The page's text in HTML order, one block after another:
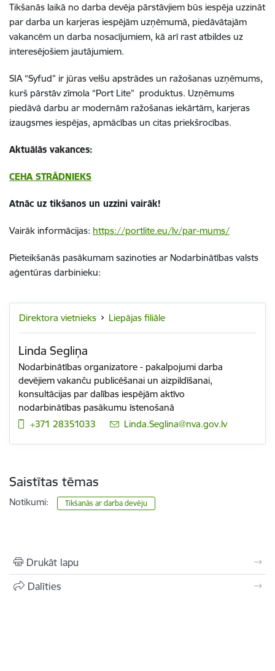
Tikšanās laikā no darba devēja pārstāvjiem būs iespēja uzzināt
par darba un karjeras iespējām uzņēmumā, piedāvātajām
vakancēm un darba nosacījumiem, kā arī rast atbildes uz
interesējošiem jautājumiem.
SIA “Syfud” ir jūras velšu apstrādes un ražošanas uzņēmums,
kurš pārstāv zīmola “Port Lite” produktus. Uzņēmums
piedāvā darbu ar modernām ražošanas iekārtām, karjeras
izaugsmes iespējas, apmācības un citas priekšrocības.
Aktuālās vakances:
CEHA STRĀDNIEKS
Atnāc uz tikšanos un uzzini vairāk!
Vairāk informācijas: https://portlite.eu/lv/par-mums/
Pieteikšanās pasākumam sazinoties ar Nodarbinātības valsts
aģentūras darbinieku:
Direktora vietnieks Liepājas filiāle
Linda Segliņa
Nodarbinātības organizatore - pakalpojumi darba
devējiem vakanču publicēšanai un aizpildīšanai,
konsultācijas par dalības iespējām aktīvo
nodarbinātības pasākumu īstenošanā
+371 28351033
E-pasts:
Linda.Seglina@nva.gov.lv
Saistītas tēmas
Notikumi: Tikšanās ar darba devēju
Drukāt lapu
Dalīties